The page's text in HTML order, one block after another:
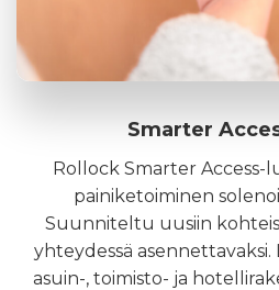
Smarter
Rollock Smarter
painiketoiminen
Suunniteltu uusiin
yhteydessä
asuin-, toimisto- ja